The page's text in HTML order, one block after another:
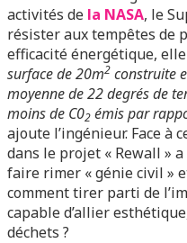
activités de la NASA, le
résister aux tempêtes de
efficacité énergétique,
surface de 20m2 construite
moyenne de 22 degrés de
moins de C02 émis par
ajoute l’ingénieur. Face à
dans le projet « Rewall »
faire rimer « génie civil »
comment tirer parti de
capable d’allier
déchets ?